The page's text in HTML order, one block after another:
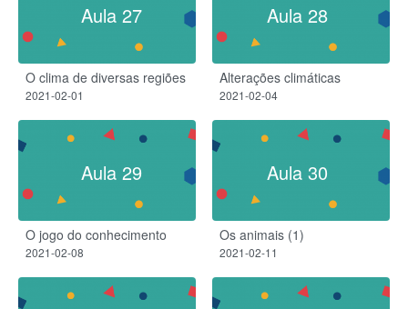
Aula 27
O clima de diversas regiões
2021-02-01
Aula 28
Alterações climáticas​
2021-02-04
Aula 29
O jogo do conhecimento
2021-02-08
Aula 30
Os animais (1)​
2021-02-11